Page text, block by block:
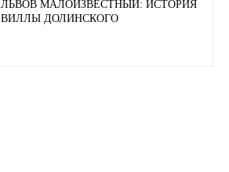
ЛЬВОВ МАЛОИЗВЕСТНЫЙ: ИСТОРИЯ
ВИЛЛЫ ДОЛИНСКОГО